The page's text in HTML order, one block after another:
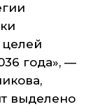
целей
года», —
выделено